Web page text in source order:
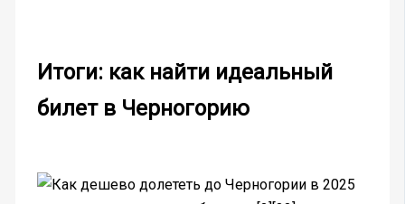
Итоги: как найти идеальный
билет в Черногорию